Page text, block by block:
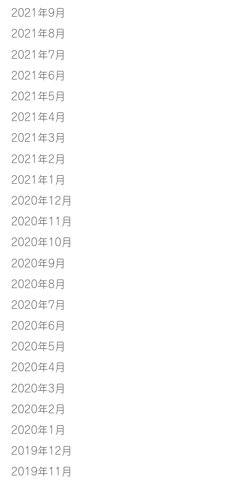
2021年9月
2021年8月
2021年7月
2021年6月
2021年5月
2021年4月
2021年3月
2021年2月
2021年1月
2020年12月
2020年11月
2020年10月
2020年9月
2020年8月
2020年7月
2020年6月
2020年5月
2020年4月
2020年3月
2020年2月
2020年1月
2019年12月
2019年11月